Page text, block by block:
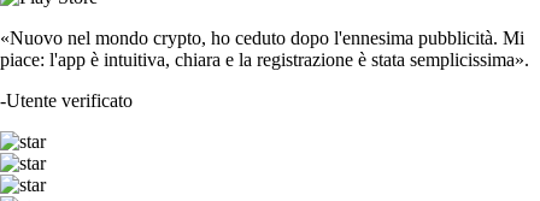
«Nuovo nel mondo crypto, ho ceduto dopo l'ennesima pubblicità. Mi
piace: l'app è intuitiva, chiara e la registrazione è stata semplicissima».
-Utente verificato